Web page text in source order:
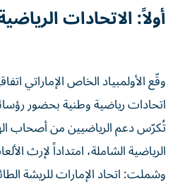
أولاً: الاتحادات
اتحادات رياضية وطنية بحضور
تُكرّس دعم الرياضيين من أصحاب
وشملت: اتحاد الإمارات للريشة